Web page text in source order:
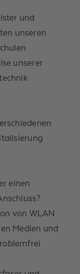
und
unseren
unserer
einen
von WLAN
Medien und